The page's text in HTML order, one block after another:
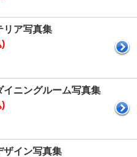
リア写真集
)
イニングルーム写真集
)
ザイン写真集